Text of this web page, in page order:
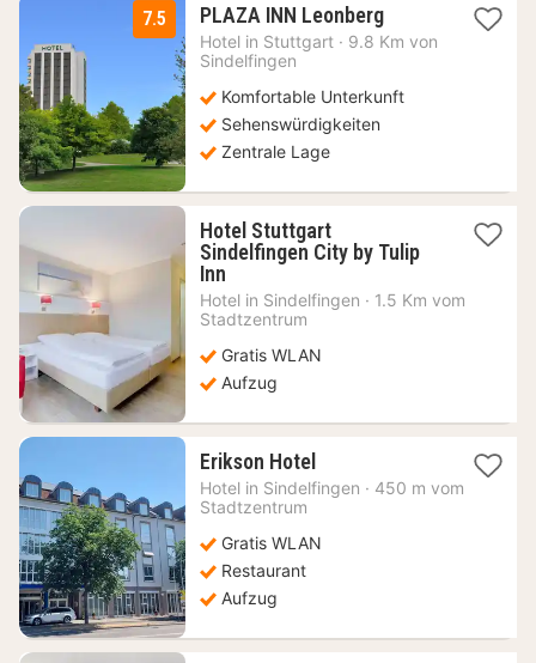
7.5 PLAZA INN Leonberg1
Nacht
€
Hotel in Stuttgart · 9.8 Km von
Sindelfingen
Komfortable Unterkunft
Sehenswürdigkeiten
Zentrale Lage
Hotel Stuttgart
Sindelfingen City by Tulip
Inn1
Nacht
ab
€
Hotel in Sindelfingen · 1.5 Km vom
Stadtzentrum
Gratis WLAN
Aufzug
Erikson Hotel1
Nacht
ab
€
Hotel in Sindelfingen · 450 m vom
Stadtzentrum
Gratis WLAN
Restaurant
Aufzug